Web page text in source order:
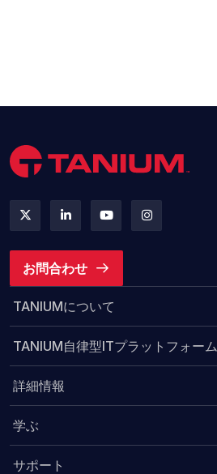
お問合わせ
TANIUMについて
TANIUM自律型ITプラットフォーム
詳細情報
学ぶ
サポート